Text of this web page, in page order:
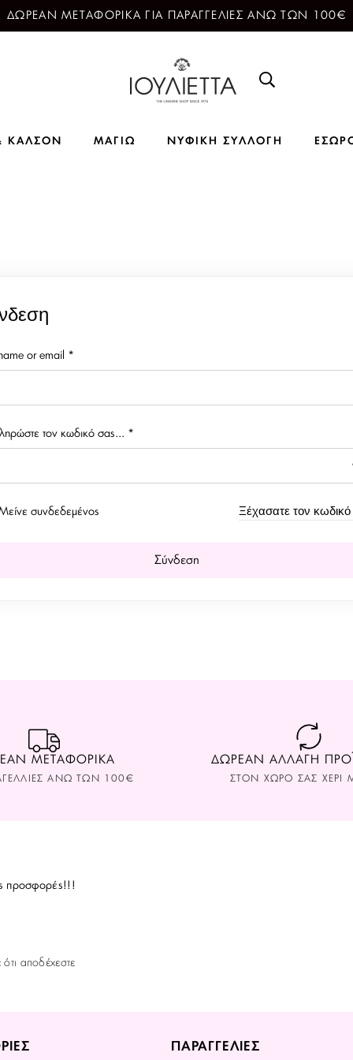
ΔΩΡΕΑΝ ΜΕΤΑΦΟΡΙΚΑ ΓΙΑ ΠΑΡΑΓΓΕΛΙΕΣ ΑΝΩ ΤΩΝ 100€
ΚΑΛΣΟΝ ΜΑΓΙΩ ΝΥΦΙΚΗ ΣΥΛΛΟΓΗ
or email *
τον κωδικό σας... *
συνδεδεμένος Ξέχασατε τον
Σύνδεση
ΜΕΤΑΦΟΡΙΚΑ
ΑΝΩ ΤΩΝ 100€
ΔΩΡΕΑΝ ΑΛΛΑΓΗ
ΣΤΟΝ ΧΩΡΟ ΣAΣ ΧΕΡΙ
προσφορές!!!
αποδέχεστε
ΠΑΡΑΓΓΕΛΙΕΣ